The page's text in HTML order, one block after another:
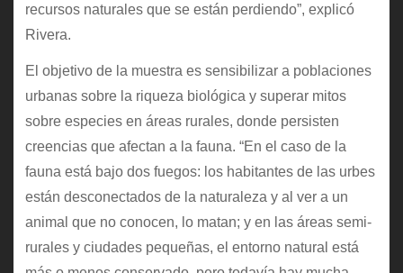
recursos naturales que se están perdiendo”, explicó
Rivera.
El objetivo de la muestra es sensibilizar a poblaciones
urbanas sobre la riqueza biológica y superar mitos
sobre especies en áreas rurales, donde persisten
creencias que afectan a la fauna. “En el caso de la
fauna está bajo dos fuegos: los habitantes de las urbes
están desconectados de la naturaleza y al ver a un
animal que no conocen, lo matan; y en las áreas semi-
rurales y ciudades pequeñas, el entorno natural está